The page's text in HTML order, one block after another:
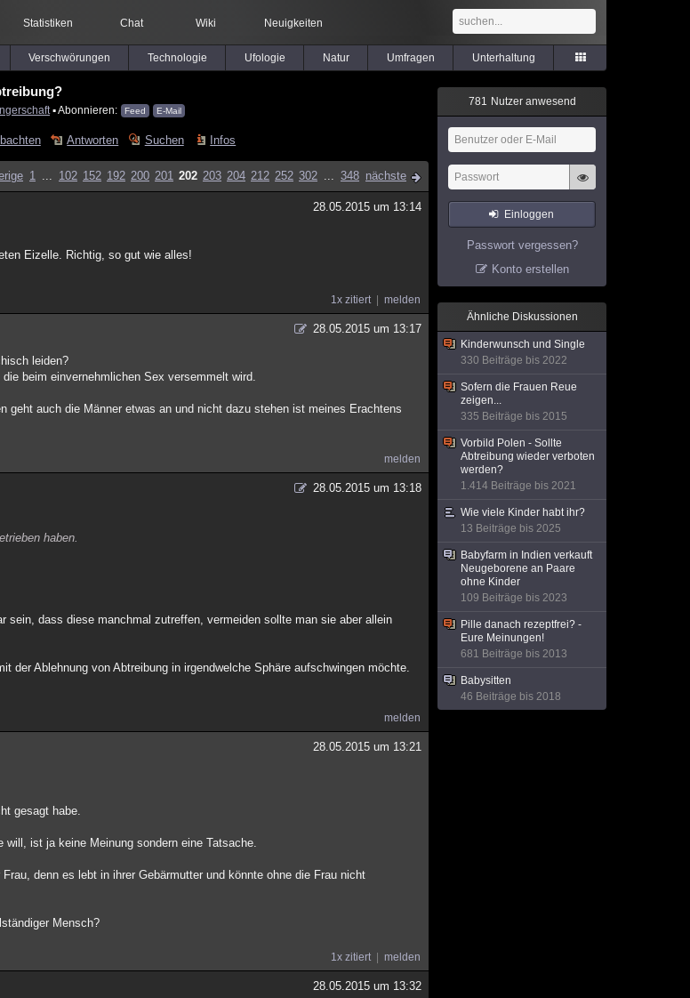
Statistiken Chat Wiki Neuigkeiten
Verschwörungen Technologie Ufologie Natur Umfragen Unterhaltung
▪ Abonnieren: Feed E-Mail
Antworten Suchen Infos
1 ... 102 152 192 200 201 202 203 204 212 252 302 ... 348 nächste
28.05.2015 um 13:14
Eizelle. Richtig, so gut wie alles!
1x zitiert melden
28.05.2015 um 13:17
leiden?
beim einvernehmlichen Sex versemmelt wird.
geht auch die Männer etwas an und nicht dazu stehen ist meines Erachtens
melden
28.05.2015 um 13:18
haben.
dass diese manchmal zutreffen, vermeiden sollte man sie aber allein
Ablehnung von Abtreibung in irgendwelche Sphäre aufschwingen möchte.
melden
28.05.2015 um 13:21
gesagt habe.
ist ja keine Meinung sondern eine Tatsache.
denn es lebt in ihrer Gebärmutter und könnte ohne die Frau nicht
Mensch?
1x zitiert melden
28.05.2015 um 13:32
781 Nutzer anwesend
Einloggen
Passwort vergessen?
Konto erstellen
Ähnliche Diskussionen
Kinderwunsch und Single
330 Beiträge bis 2022
Sofern die Frauen Reue
zeigen...
335 Beiträge bis 2015
Vorbild Polen - Sollte
Abtreibung wieder verboten
werden?
1.414 Beiträge bis 2021
Wie viele Kinder habt ihr?
13 Beiträge bis 2025
Babyfarm in Indien verkauft
Neugeborene an Paare
ohne Kinder
109 Beiträge bis 2023
Pille danach rezeptfrei? -
Eure Meinungen!
681 Beiträge bis 2013
Babysitten
46 Beiträge bis 2018